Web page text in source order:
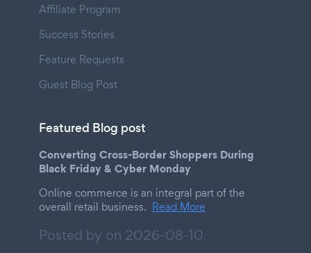
Affiliate Program
Success Stories
Feature Requests
Guest Blog Post
Featured Blog post
Converting Cross-Border Shoppers During
Black Friday & Cyber Monday
Online commerce is an integral part of the
overall retail business. Read More
Posted by on 2026-08-10